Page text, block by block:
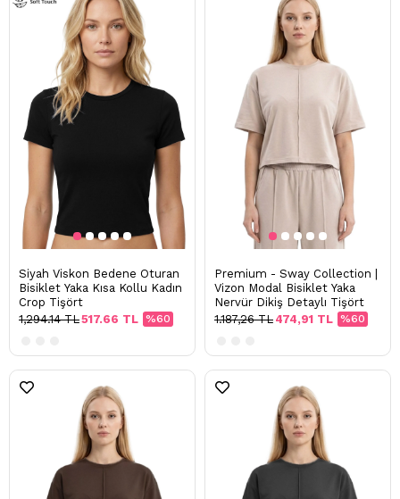
Siyah Viskon Bedene Oturan
Bisiklet Yaka Kısa Kollu Kadın
Crop Tişört
%60
517.66 TL
1,294.14 TL
Premium - Sway Collection |
Vizon Modal Bisiklet Yaka
Nervür Dikiş Detaylı Tişört
%60
474,91 TL
1.187,26 TL